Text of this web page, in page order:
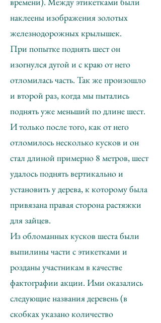
наклеены изображения золотых
железнодорожных крылышек.
При попытке поднять шест он
изогнулся дугой и с краю от него
отломилась часть. Так же произошло
и второй раз, когда мы пытались
поднять уже меньший по длине шест.
И только после того, как от него
отломилось несколько кусков и он
стал длиной примерно 8 метров, шест
удалось поднять вертикально и
установить у дерева, к которому была
привязана правая сторона растяжки
для зайцев.
Из обломанных кусков шеста были
выпилины части с этикетками и
розданы участникам в качестве
фактографии акции. Ими оказались
следующие названия деревень (в
скобках указано количество